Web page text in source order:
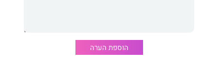
הוספת הערה